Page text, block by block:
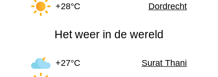
+28°C
Dordrecht
Het weer in de wereld
+27°C Surat Thani